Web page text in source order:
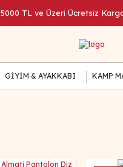
5000 TL ve Üzeri Ücretsiz Kargo
GİYİM & AYAKKABI KAMP